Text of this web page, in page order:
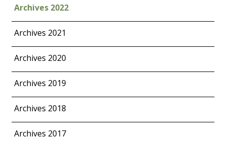
Archives 2022
Archives 2021
Archives 2020
Archives 2019
Archives 2018
Archives 2017